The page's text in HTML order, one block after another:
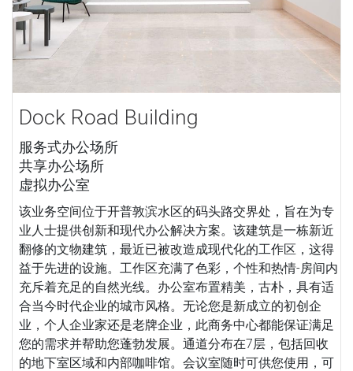
Dock Road Building
服务式办公场所
共享办公场所
虚拟办公室
该业务空间位于开普敦滨水区的码头路交界处，旨在为专
业人士提供创新和现代办公解决方案。该建筑是一栋新近
翻修的文物建筑，最近已被改造成现代化的工作区，这得
益于先进的设施。工作区充满了色彩，个性和热情-房间内
充斥着充足的自然光线。办公室布置精美，古朴，具有适
合当今时代企业的城市风格。无论您是新成立的初创企
业，个人企业家还是老牌企业，此商务中心都能保证满足
您的需求并帮助您蓬勃发展。通道分布在7层，包括回收
的地下室区域和内部咖啡馆。会议室随时可供您使用，可